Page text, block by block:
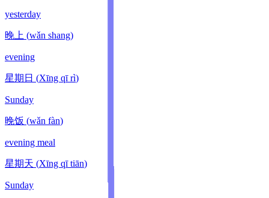
yesterday
晚上 (wǎn shang)
evening
星期日 (Xīng qī rì)
Sunday
晚饭 (wǎn fàn)
evening meal
星期天 (Xīng qī tiān)
Sunday